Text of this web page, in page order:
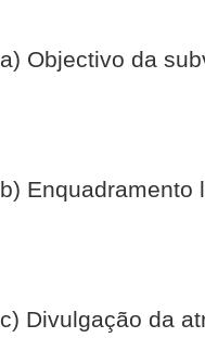
a) Objectivo da
b) Enquadramento
c) Divulgação da